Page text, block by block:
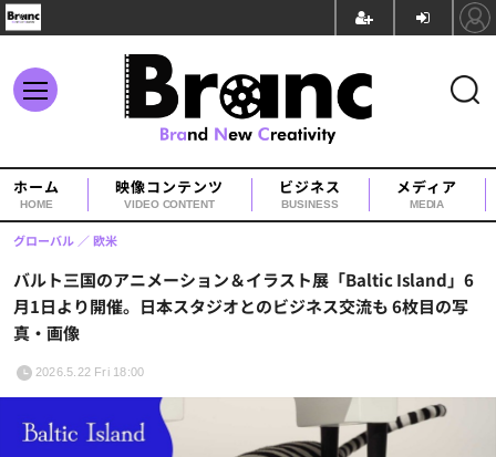
ホーム
HOME
映像コンテンツ
VIDEO CONTENT
ビジネス
BUSINESS
メディア
MEDIA
バルト三国のアニメーション＆イラスト展「Baltic Island」6
月1日より開催。日本スタジオとのビジネス交流も 6枚目の写
真・画像
グローバル 欧米
2026.5.22 Fri 18:00